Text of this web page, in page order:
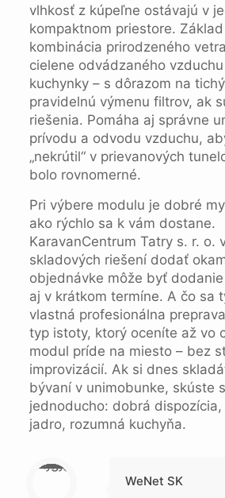
vlhkosť z kúpeľne ostávajú v
kompaktnom priestore.
kombinácia prirodzeného
cielene odvádzaného
kuchynky – s dôrazom na
pravidelnú výmenu filtrov, ak
riešenia. Pomáha aj správne
prívodu a odvodu vzduchu,
„nekrútil“ v prievanových
bolo rovnomerné.
Pri výbere modulu je dobré
ako rýchlo sa k vám dostane.
KaravanCentrum Tatry s. r. o.
skladových riešení dodať
objednávke môže byť
aj v krátkom termíne. A čo sa
vlastná profesionálna
typ istoty, ktorý oceníte až vo
modul príde na miesto – bez
improvizácií. Ak si dnes
bývaní v unimobunke, skúste
jednoducho: dobrá
jadro, rozumná kuchyňa.
Warning
: Trying to access array offset on null in
/data/1/4/149a9a91-3acc-4306-8eec-62104a76cbc2/skica.online/web/wp-content/themes/betheme-child/includes/content-single.php
on line
286
WeNet SK